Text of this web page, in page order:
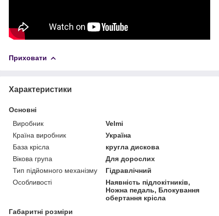
Приховати
Характеристики
Основні
Виробник
Velmi
Країна виробник
Україна
База крісла
кругла дискова
Вікова група
Для дорослих
Тип підйомного механізму
Гідравлічний
Особливості
Наявність підлокітників,
Ножна педаль, Блокування
обертання крісла
Габаритні розміри